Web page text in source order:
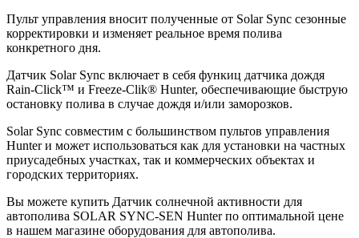
Пульт управления вносит полученные от Solar Sync сезонные
корректировки и изменяет реальное время полива
конкретного дня.
Датчик Solar Sync включает в себя функиц датчика дождя
Rain-Click™ и Freeze-Clik® Hunter, обеспечивающие быструю
остановку полива в случае дождя и/или заморозков.
Solar Sync совместим с большинством пультов управления
Hunter и может использоваться как для установки на частных
приусадебных участках, так и коммерческих объектах и
городских территориях.
Вы можете купить Датчик солнечной активности для
автополива SOLAR SYNC-SEN Hunter по оптимальной цене
в нашем магазине оборудования для автополива.